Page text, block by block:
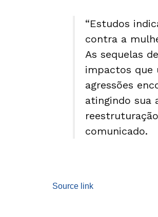
“Estudos
contra a
As sequelas
impactos que
agressões
atingindo sua
comunicado.
Source link